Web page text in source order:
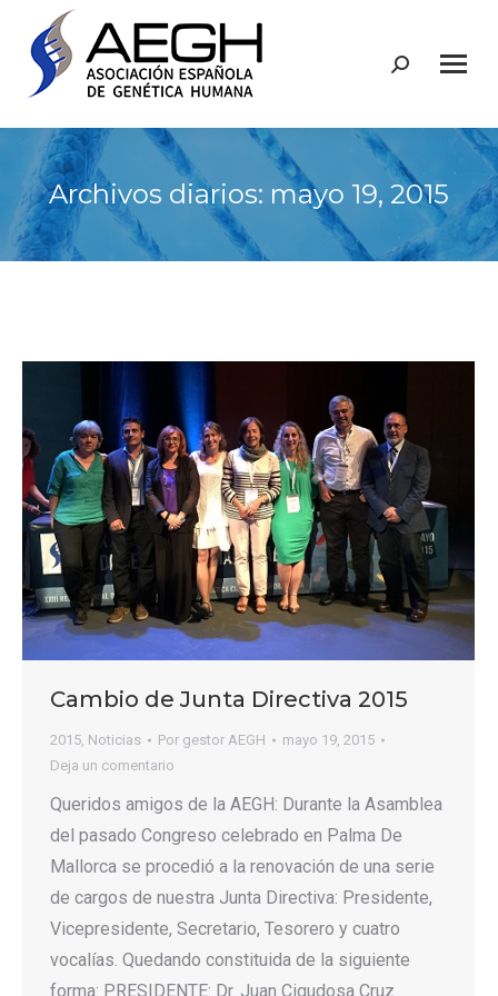
Buscar:
Archivos diarios: mayo 19, 2015
Cambio de Junta Directiva 2015
2015, Noticias Por gestor AEGH
mayo 19, 2015
Deja un comentario
Queridos amigos de la AEGH: Durante la Asamblea
del pasado Congreso celebrado en Palma De
Mallorca se procedió a la renovación de una serie
de cargos de nuestra Junta Directiva: Presidente,
Vicepresidente, Secretario, Tesorero y cuatro
vocalías. Quedando constituida de la siguiente
forma: PRESIDENTE: Dr. Juan Cigudosa Cruz